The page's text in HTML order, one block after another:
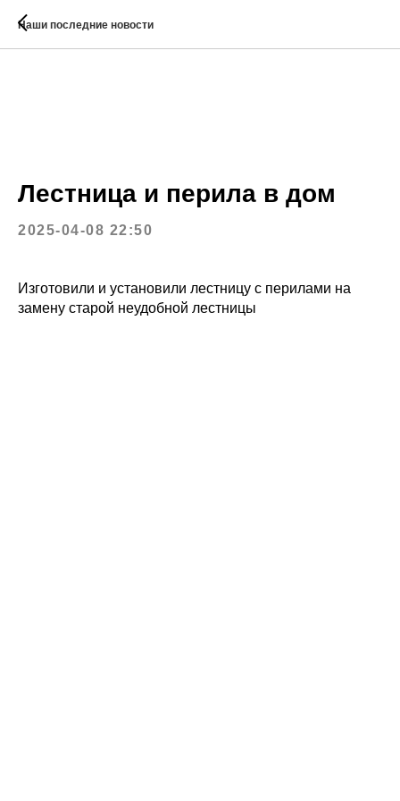
Наши последние новости
Лестница и перила в дом
2025-04-08 22:50
Изготовили и установили лестницу с перилами на
замену старой неудобной лестницы